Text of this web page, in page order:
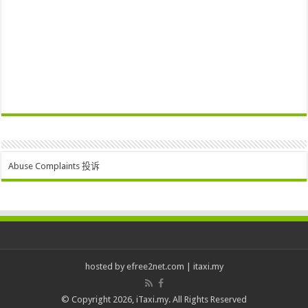
Abuse Complaints 投诉
hosted by efree2net.com itaxi.my
© Copyright 2026, iTaxi.my. All Rights Reserved